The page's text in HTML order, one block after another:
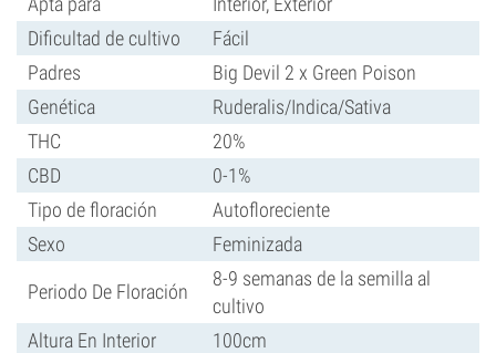
Dificultad de cultivo
Fácil
Padres
Big Devil 2 x Green Poison
Genética
Ruderalis/Indica/Sativa
THC
20%
CBD
0-1%
Tipo de floración
Autofloreciente
Sexo
Feminizada
Periodo De Floración
8-9 semanas de la semilla al
cultivo
Altura En Interior
100cm